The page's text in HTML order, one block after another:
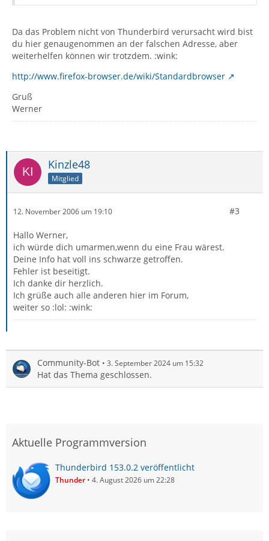
Da das Problem nicht von Thunderbird verursacht wird bist
du hier genaugenommen an der falschen Adresse, aber
weiterhelfen können wir trotzdem. :wink:
http://www.firefox-browser.de/wiki/Standardbrowser
Gruß
Werner
Kinzle48
Mitglied
12. November 2006 um 19:10 #3
Hallo Werner,
ich würde dich umarmen,wenn du eine Frau wärest.
Deine Info hat voll ins schwarze getroffen.
Fehler ist beseitigt.
Ich danke dir herzlich.
Ich grüße auch alle anderen hier im Forum,
weiter so :lol: :wink:
Community-Bot 3. September 2024 um 15:32
Hat das Thema geschlossen.
Aktuelle Programmversion
Thunderbird 153.0.2 veröffentlicht
Thunder 4. August 2026 um 22:28